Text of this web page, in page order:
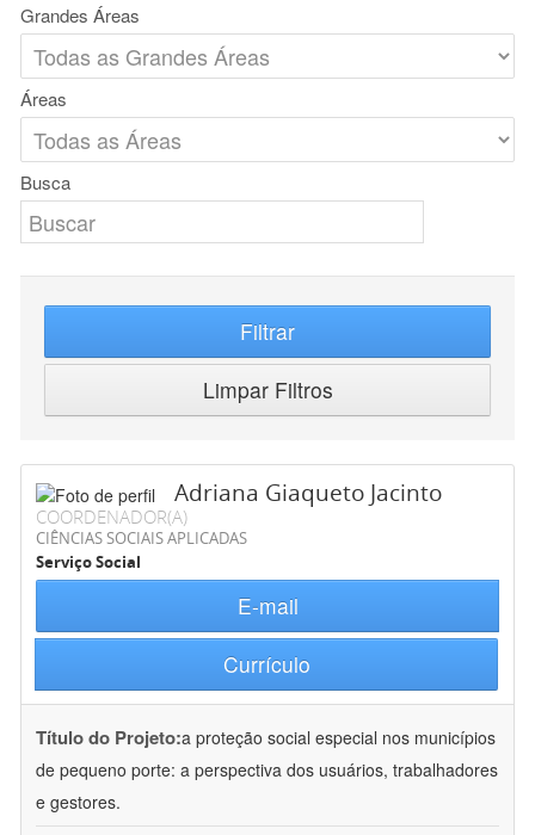
Grandes Áreas
Áreas
Busca
Filtrar
Limpar Filtros
Adriana Giaqueto Jacinto
COORDENADOR(A)
CIÊNCIAS SOCIAIS APLICADAS
Serviço Social
E-mail
Currículo
Título do Projeto:a proteção social especial nos municípios
de pequeno porte: a perspectiva dos usuários, trabalhadores
e gestores.